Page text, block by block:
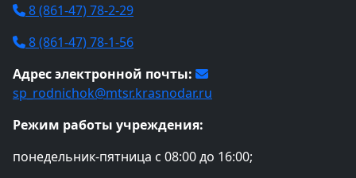
8 (861-47) 78-2-29
8 (861-47) 78-1-56
Адрес электронной почты:
sp_rodnichok@mtsr.krasnodar.ru
Режим работы учреждения:
понедельник-пятница с 08:00 до 16:00;